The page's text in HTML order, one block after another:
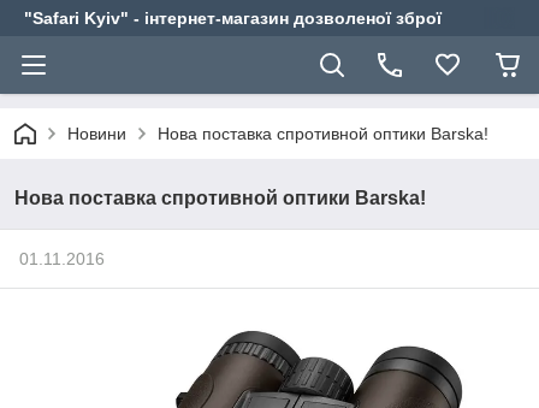
"Safari Kyiv" - інтернет-магазин дозволеної зброї
Новини Нова поставка спротивной оптики Barska!
Нова поставка спротивной оптики Barska!
01.11.2016